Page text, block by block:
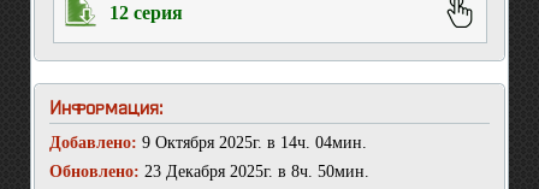
12 серия
Информация:
Добавлено: 9 Октября 2025г. в 14ч. 04мин.
Обновлено: 23 Декабря 2025г. в 8ч. 50мин.